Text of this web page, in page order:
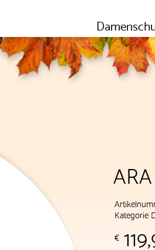
Kategorie
€